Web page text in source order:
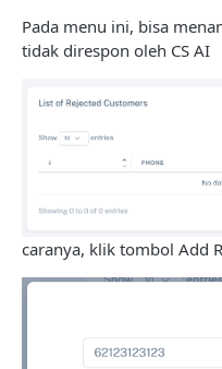
BROADCAST
Membuat Broadcast
AUTO REPLY
Tutorial Lengkap Auto
Membuat List Menu
Contain Message
Pada menu ini, bisa
tidak direspon oleh CS AI
caranya, klik tombol Add